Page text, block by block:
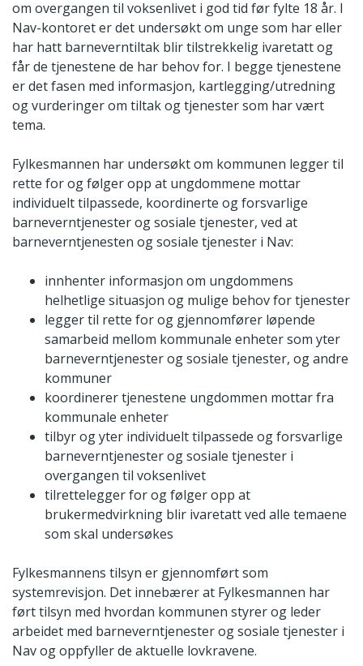
om overgangen til voksenlivet i god tid før fylte 18 år. I
Nav-kontoret er det undersøkt om unge som har eller
har hatt barneverntiltak blir tilstrekkelig ivaretatt og
får de tjenestene de har behov for. I begge tjenestene
er det fasen med informasjon, kartlegging/utredning
og vurderinger om tiltak og tjenester som har vært
tema.
Fylkesmannen har undersøkt om kommunen legger til
rette for og følger opp at ungdommene mottar
individuelt tilpassede, koordinerte og forsvarlige
barneverntjenester og sosiale tjenester, ved at
barneverntjenesten og sosiale tjenester i Nav:
innhenter informasjon om ungdommens
helhetlige situasjon og mulige behov for tjenester
legger til rette for og gjennomfører løpende
samarbeid mellom kommunale enheter som yter
barneverntjenester og sosiale tjenester, og andre
kommuner
koordinerer tjenestene ungdommen mottar fra
kommunale enheter
tilbyr og yter individuelt tilpassede og forsvarlige
barneverntjenester og sosiale tjenester i
overgangen til voksenlivet
tilrettelegger for og følger opp at
brukermedvirkning blir ivaretatt ved alle temaene
som skal undersøkes
Fylkesmannens tilsyn er gjennomført som
systemrevisjon. Det innebærer at Fylkesmannen har
ført tilsyn med hvordan kommunen styrer og leder
arbeidet med barneverntjenester og sosiale tjenester i
Nav og oppfyller de aktuelle lovkravene.